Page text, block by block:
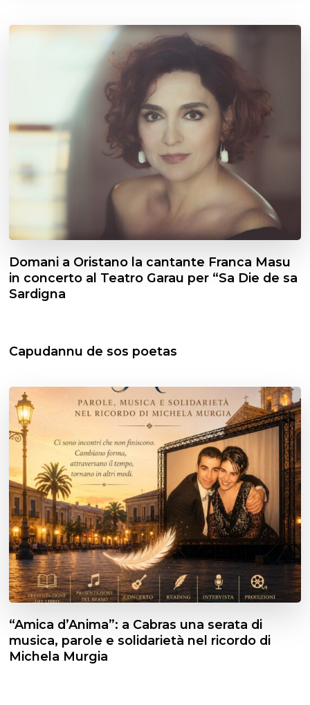
Domani a Oristano la cantante Franca Masu
in concerto al Teatro Garau per “Sa Die de sa
Sardigna
Capudannu de sos poetas
“Amica d’Anima”: a Cabras una serata di
musica, parole e solidarietà nel ricordo di
Michela Murgia